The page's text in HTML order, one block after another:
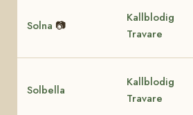
Solna 📷
Kallblodig
Travare
Solbella
Kallblodig
Travare